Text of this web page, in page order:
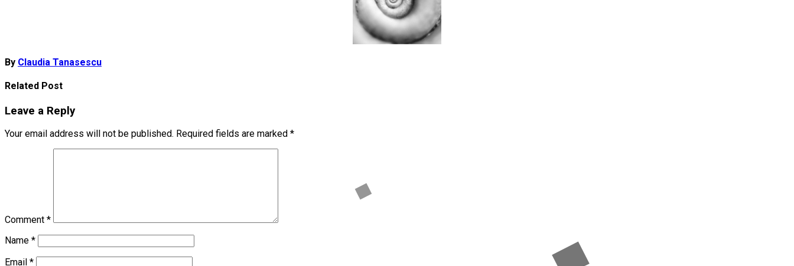
By Claudia Tanasescu
Related Post
Leave a Reply
Your email address will not be published. Required fields are marked *
Comment *
Name *
Email *